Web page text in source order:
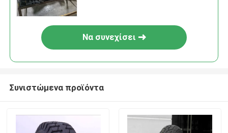
Να συνεχίσει
Συνιστώμενα προϊόντα